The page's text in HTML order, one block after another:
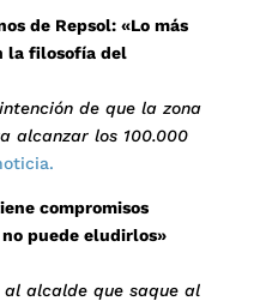
de Repsol: «Lo más
la filosofía del
de que la zona
alcanzar los 100.000
compromisos
puede eludirlos»
al alcalde que saque al